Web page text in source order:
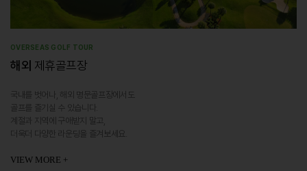
OVERSEAS GOLF TOUR
해외 제휴골프장
국내를 벗어나, 해외 명문골프장에서도
골프를 즐기실 수 있습니다.
계절과 지역에 구애받지 말고,
더욱더 다양한 라운딩을 즐겨보세요.
VIEW MORE +